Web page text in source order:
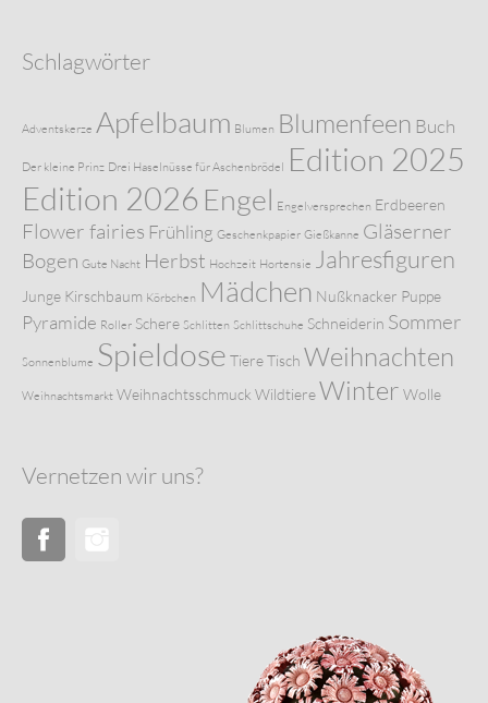
Schlagwörter
Adventskerze Apfelbaum Blumen Blumenfeen Buch
Der kleine Prinz Drei Haselnüsse für Aschenbrödel Edition 2025
Edition 2026 Engel Engelversprechen Erdbeeren
Flower fairies Frühling Geschenkpapier Gießkanne Gläserner
Bogen Gute Nacht Herbst Hochzeit Hortensie Jahresfiguren
Junge Kirschbaum Körbchen Mädchen Nußknacker Puppe
Pyramide Roller Schere Schlitten Schlittschuhe Schneiderin Sommer
Sonnenblume Spieldose TiereTisch Weihnachten
Weihnachtsmarkt Weihnachtsschmuck WildtiereWinter Wolle
Vernetzen wir uns?